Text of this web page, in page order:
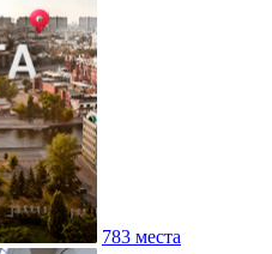
783 места